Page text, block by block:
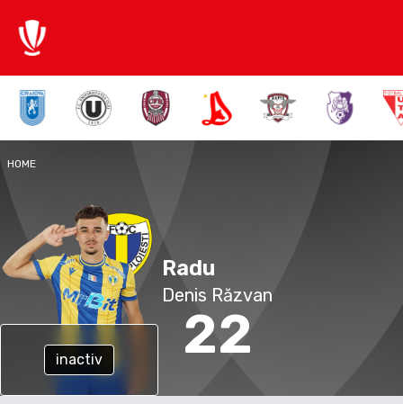
HOME
inactiv 22
Radu
Denis Răzvan